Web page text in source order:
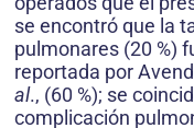
se encontró que la
pulmonares (20 %)
reportada por
al., (60 %); se
complicación